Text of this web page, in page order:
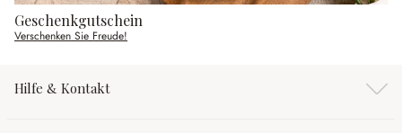
Geschenkgutschein
Verschenken Sie Freude!
Hilfe & Kontakt